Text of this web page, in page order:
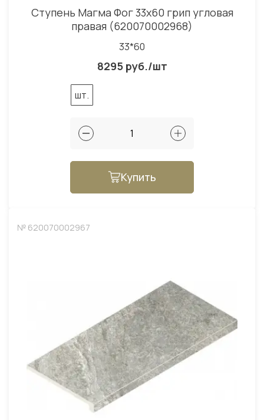
Ступень Магма Фог 33x60 грип угловая
правая (620070002968)
33*60
8295 руб./шт
шт.
Купить
№ 620070002967